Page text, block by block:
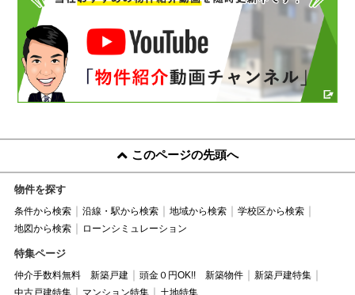
このページの先頭へ
物件を探す
条件から検索 沿線・駅から検索 地域から検索
学校区から検索
地図から検索
ローンシミュレーション
特集ページ
仲介手数料無料 新築戸建 頭金０円OK!! 新築物件
新築戸建特集
中古戸建特集
マンション特集 土地特集